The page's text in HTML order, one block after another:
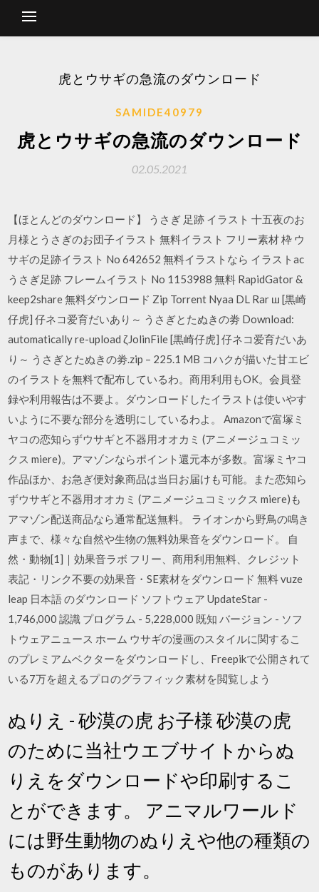
虎とウサギの急流のダウンロード
SAMIDE40979
虎とウサギの急流のダウンロード
02.05.2021
【ほとんどのダウンロード】 うさぎ 足跡 イラスト 十五夜のお
月様とうさぎのお団子イラスト 無料イラスト フリー素材 枠 ウ
サギの足跡イラスト No 642652 無料イラストなら イラストac
うさぎ足跡 フレームイラスト No 1153988 無料 RapidGator &
keep2share 無料ダウンロード Zip Torrent Nyaa DL Rar ш [黒崎
仔虎] 仔ネコ爱育だいあり～ うさぎとたぬきの劵 Download:
automatically re-upload ζJolinFile [黒崎仔虎] 仔ネコ爱育だいあ
り～ うさぎとたぬきの劵.zip – 225.1 MB コハクが描いた甘エビ
のイラストを無料で配布しているわ。商用利用もOK。会員登
録や利用報告は不要よ。ダウンロードしたイラストは使いやす
いように不要な部分を透明にしているわよ。 Amazonで富塚ミ
ヤコの恋知らずウサギと不器用オオカミ (アニメージュコミッ
クス miere)。アマゾンならポイント還元本が多数。富塚ミヤコ
作品ほか、お急ぎ便対象商品は当日お届けも可能。また恋知ら
ずウサギと不器用オオカミ (アニメージュコミックス miere)も
アマゾン配送商品なら通常配送無料。 ライオンから野鳥の鳴き
声まで、様々な自然や生物の無料効果音をダウンロード。 自
然・動物[1]｜効果音ラボ フリー、商用利用無料、クレジット
表記・リンク不要の効果音・SE素材をダウンロード 無料 vuze
leap 日本語 のダウンロード ソフトウェア UpdateStar -
1,746,000 認識 プログラム - 5,228,000 既知 バージョン - ソフ
トウェアニュース ホーム ウサギの漫画のスタイルに関するこ
のプレミアムベクターをダウンロードし、Freepikで公開されて
いる7万を超えるプロのグラフィック素材を閲覧しよう
ぬりえ - 砂漠の虎 お子様 砂漠の虎
のために当社ウエブサイトからぬ
りえをダウンロードや印刷するこ
とができます。 アニマルワールド
には野生動物のぬりえや他の種類の
ものがあります。